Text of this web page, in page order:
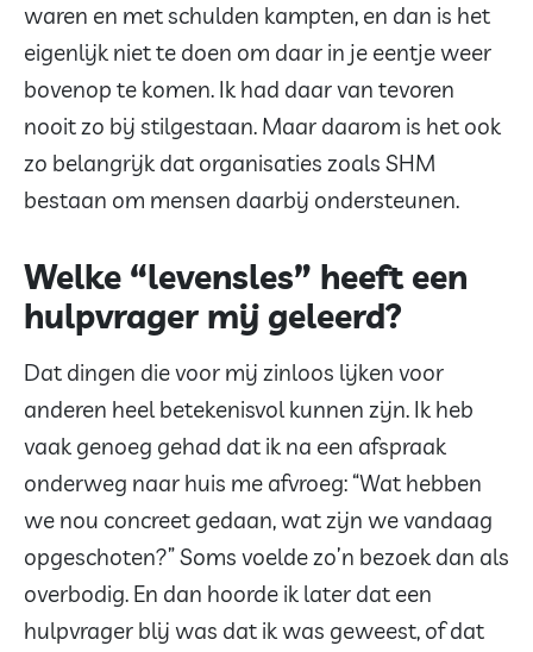
waren en met schulden kampten, en dan is het
eigenlijk niet te doen om daar in je eentje weer
bovenop te komen. Ik had daar van tevoren
nooit zo bij stilgestaan. Maar daarom is het ook
zo belangrijk dat organisaties zoals SHM
bestaan om mensen daarbij ondersteunen.
Welke “levensles” heeft een
hulpvrager mij geleerd?
Dat dingen die voor mij zinloos lijken voor
anderen heel betekenisvol kunnen zijn. Ik heb
vaak genoeg gehad dat ik na een afspraak
onderweg naar huis me afvroeg: “Wat hebben
we nou concreet gedaan, wat zijn we vandaag
opgeschoten?” Soms voelde zo’n bezoek dan als
overbodig. En dan hoorde ik later dat een
hulpvrager blij was dat ik was geweest, of dat